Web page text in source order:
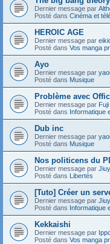
Dernier message par
Posté dans Cinéma et
HEROIC AGE
Dernier message par
Posté dans Vos manga
Ayo
Dernier message par
Posté dans Musique
Problème avec
Dernier message par Fuji
Posté dans Informatique
Dub inc
Dernier message par
Posté dans Musique
Nos politicens du
Dernier message par
Posté dans Libertés
[Tuto] Créer un
Dernier message par
Posté dans Informatique
Kekkaishi
Dernier message par
Posté dans Vos manga